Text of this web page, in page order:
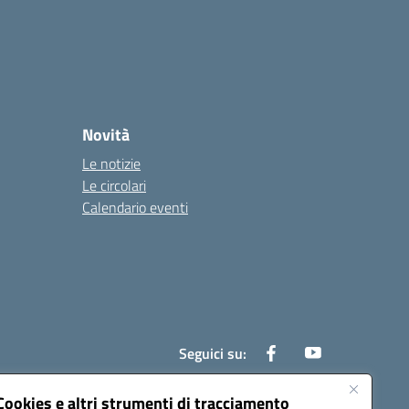
e altri strumenti di tracciamento
Novità
Le notizie
Le circolari
Calendario eventi
Seguici su: